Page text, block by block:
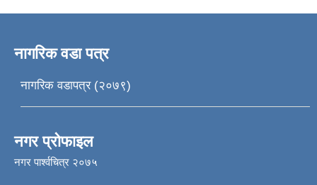
नागरिक वडा पत्र
नागरिक वडापत्र (२०७९)
नगर प्रोफाइल
नगर पार्श्वचित्र २०७५